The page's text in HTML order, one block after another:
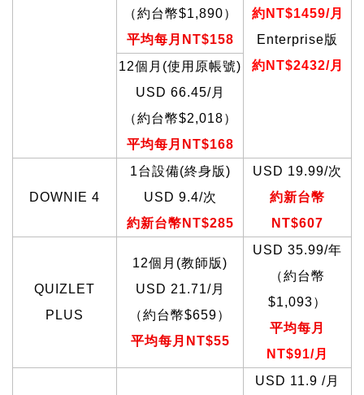
約NT$1459/月
Enterprise版
約NT$2432/月
（約台幣$1,890）
平均每月NT$158
12個月(使用原帳號)
USD 66.45/月
（約台幣$2,018）
平均每月NT$168
DOWNIE 4
1台設備(終身版)
USD 9.4/次
約新台幣NT$285
USD 19.99/次
約新台幣
NT$607
QUIZLET
PLUS
12個月(教師版)
USD 21.71/月
（約台幣$659）
平均每月NT$55
USD 35.99/年
（約台幣
$1,093）
平均每月
NT$91/月
USD 11.9 /月